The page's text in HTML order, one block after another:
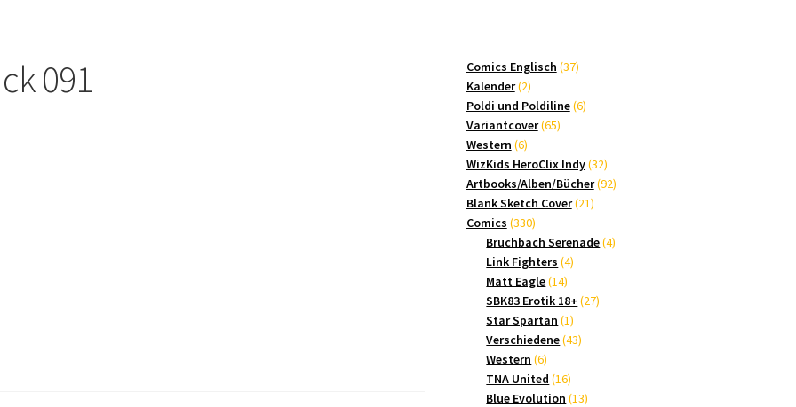
091 Comics Englisch 3737
Kalender 22
Produkte
Poldi und Poldiline 66
Variantcover 6565
Western 66
Produkte
WizKids HeroClix Indy 3232
Produkte
Artbooks/Alben/Bücher 9292
Blank Sketch Cover 2121
Comics 330330
Produkte
Bruchbach Serenade 44
Link Fighters 44
Matt Eagle 1414
Produkte
SBK83 Erotik 18+ 2727
Star Spartan 11
Produkt
Verschiedene 4343
Western 66
Produkte
TNA United 1616
Produkte
Blue Evolution 1313